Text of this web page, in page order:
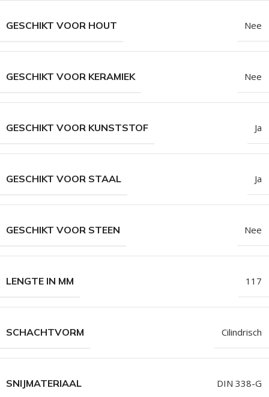
GESCHIKT VOOR HOUT Nee
GESCHIKT VOOR KERAMIEK Nee
GESCHIKT VOOR KUNSTSTOF Ja
GESCHIKT VOOR STAAL Ja
GESCHIKT VOOR STEEN Nee
LENGTE IN MM 117
SCHACHTVORM Cilindrisch
SNIJMATERIAAL DIN 338-G